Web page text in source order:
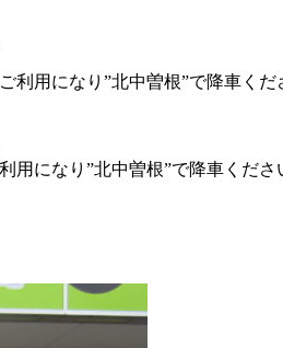
利用になり”北中曽根”で降車くだ
用になり”北中曽根”で降車くださ